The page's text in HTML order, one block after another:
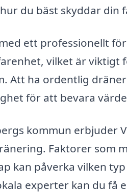
du bäst skyddar
ett professionellt
vilket är viktigt
Att ha ordentlig
för att bevara
kommun erbjuder
Faktorer som
kan påverka vilken
experter kan du få